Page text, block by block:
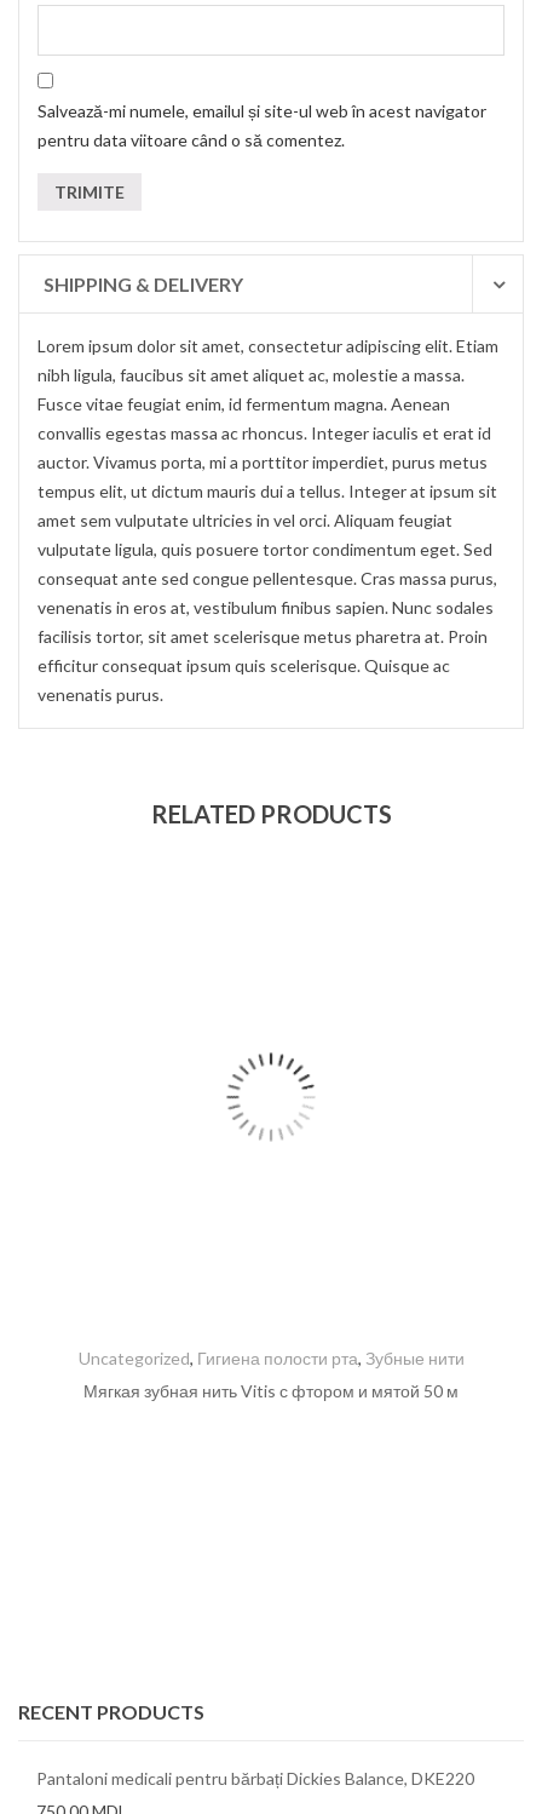
Salvează-mi numele, emailul și site-ul web în acest navigator
pentru data viitoare când o să comentez.
SHIPPING & DELIVERY
Lorem ipsum dolor sit amet, consectetur adipiscing elit. Etiam
nibh ligula, faucibus sit amet aliquet ac, molestie a massa.
Fusce vitae feugiat enim, id fermentum magna. Aenean
convallis egestas massa ac rhoncus. Integer iaculis et erat id
auctor. Vivamus porta, mi a porttitor imperdiet, purus metus
tempus elit, ut dictum mauris dui a tellus. Integer at ipsum sit
amet sem vulputate ultricies in vel orci. Aliquam feugiat
vulputate ligula, quis posuere tortor condimentum eget. Sed
consequat ante sed congue pellentesque. Cras massa purus,
venenatis in eros at, vestibulum finibus sapien. Nunc sodales
facilisis tortor, sit amet scelerisque metus pharetra at. Proin
efficitur consequat ipsum quis scelerisque. Quisque ac
venenatis purus.
RELATED PRODUCTS
Uncategorized, Гигиена полости рта, Зубные нити
Мягкая зубная нить Vitis с фтором и мятой 50 м
RECENT PRODUCTS
Pantaloni medicali pentru bărbați Dickies Balance, DKE220